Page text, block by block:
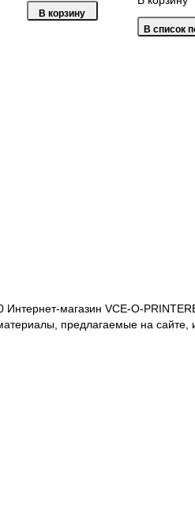
магазин VCE-O-
предлагаемые на сайте,